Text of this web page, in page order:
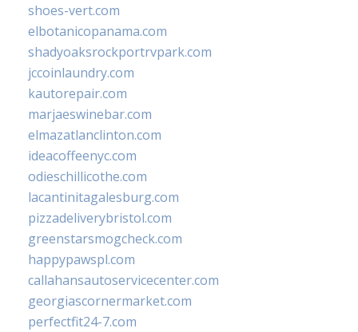
shoes-vert.com
elbotanicopanama.com
shadyoaksrockportrvpark.com
jccoinlaundry.com
kautorepair.com
marjaeswinebar.com
elmazatlanclinton.com
ideacoffeenyc.com
odieschillicothe.com
lacantinitagalesburg.com
pizzadeliverybristol.com
greenstarsmogcheck.com
happypawspl.com
callahansautoservicecenter.com
georgiascornermarket.com
perfectfit24-7.com